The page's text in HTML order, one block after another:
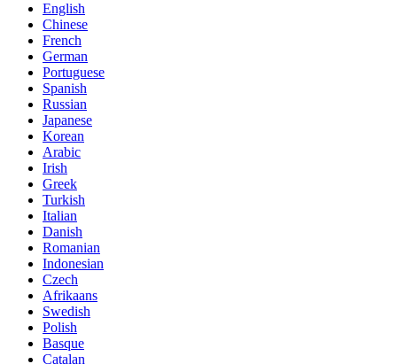
English
Chinese
French
German
Portuguese
Spanish
Russian
Japanese
Korean
Arabic
Irish
Greek
Turkish
Italian
Danish
Romanian
Indonesian
Czech
Afrikaans
Swedish
Polish
Basque
Catalan